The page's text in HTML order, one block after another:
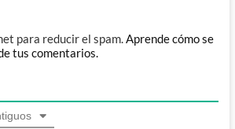
para reducir el spam.Aprende cómo se
tus comentarios.